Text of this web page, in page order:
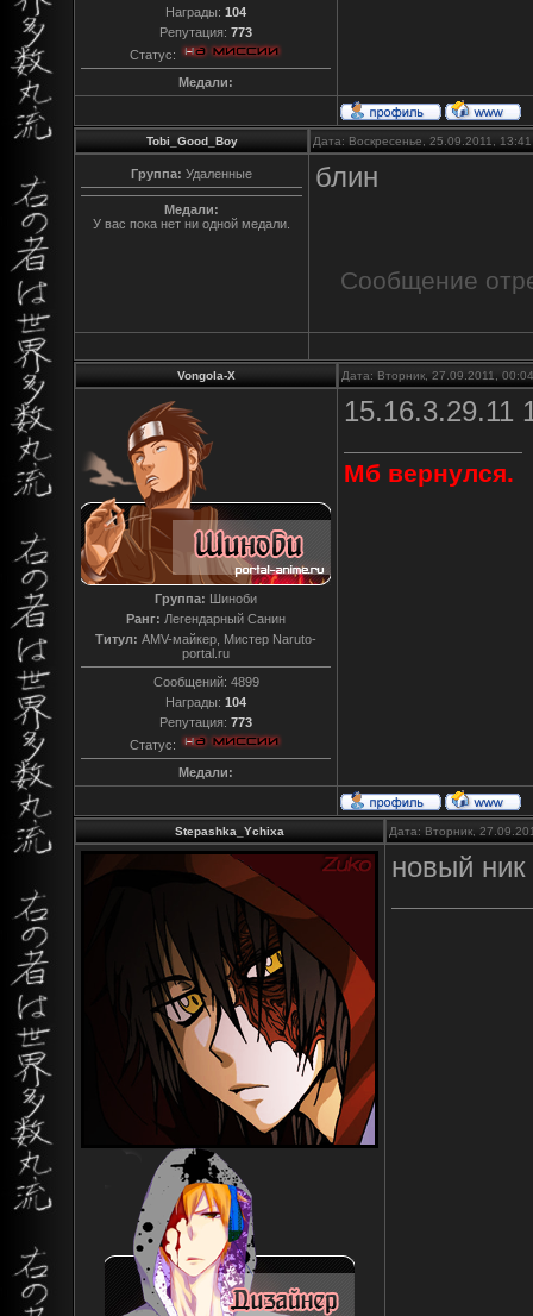
Награды: 104
Репутация: 773
Статус:
Медали:
Tobi_Good_Boy Дата: Воскресенье, 25.09.2011,
Группа: Удаленные
Медали:
У вас пока нет ни одной медали.
блин
Сообщение
Vongola-X Дата: Вторник, 27.09.2011,
Группа: Шиноби
Ранг: Легендарный Санин
Титул: AMV-майкер, Мистер Naruto-
portal.ru
Сообщений: 4899
Награды: 104
Репутация: 773
Статус:
Медали:
15.16.3.29.11
Мб вернулся.
Stepashka_Ychixa Дата: Вторник,
новый ник